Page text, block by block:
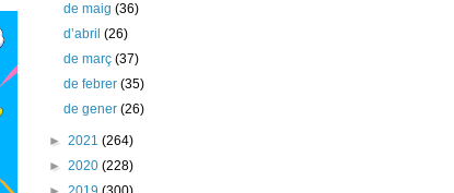
de maig(36)
d’abril(26)
de març(37)
de febrer(35)
de gener(26)
► 2021 (264)
► 2020 (228)